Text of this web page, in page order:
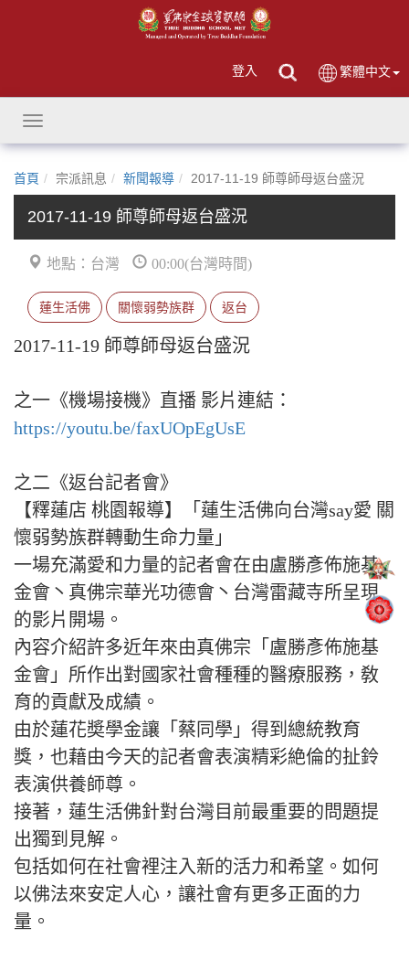
登入 繁體中文
Toggle
navigation
首頁 宗派訊息 新聞報導 2017-11-19 師尊師母返台盛況
2017-11-19 師尊師母返台盛況
地點：台灣 00:00(台灣時間)
蓮生活佛 關懷弱勢族群 返台
2017-11-19 師尊師母返台盛況
之一《機場接機》直播 影片連結：
https://youtu.be/faxUOpEgUsE
之二《返台記者會》
【釋蓮店 桃園報導】「蓮生活佛向台灣say愛 關
懷弱勢族群轉動生命力量」
一場充滿愛和力量的記者會在由盧勝彥佈施基
金會丶真佛宗華光功德會丶台灣雷藏寺所呈現
的影片開場。
內容介紹許多近年來由真佛宗「盧勝彥佈施基
金會」所作出對國家社會種種的醫療服務，敎
育的貢獻及成績。
由於蓮花奬學金讓「蔡同學」得到總統教育
獎，也藉由今天的記者會表演精彩絶倫的扯鈴
表演供養師尊。
接著，蓮生活佛針對台灣目前最重要的問題提
出獨到見解。
包括如何在社會裡注入新的活力和希望。如何
以佛法來安定人心，讓社會有更多正面的力
量。